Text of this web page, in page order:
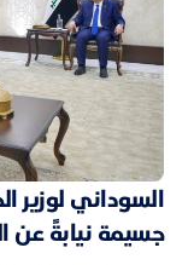
السوداني لوزير
جسيمة نيابةً عن